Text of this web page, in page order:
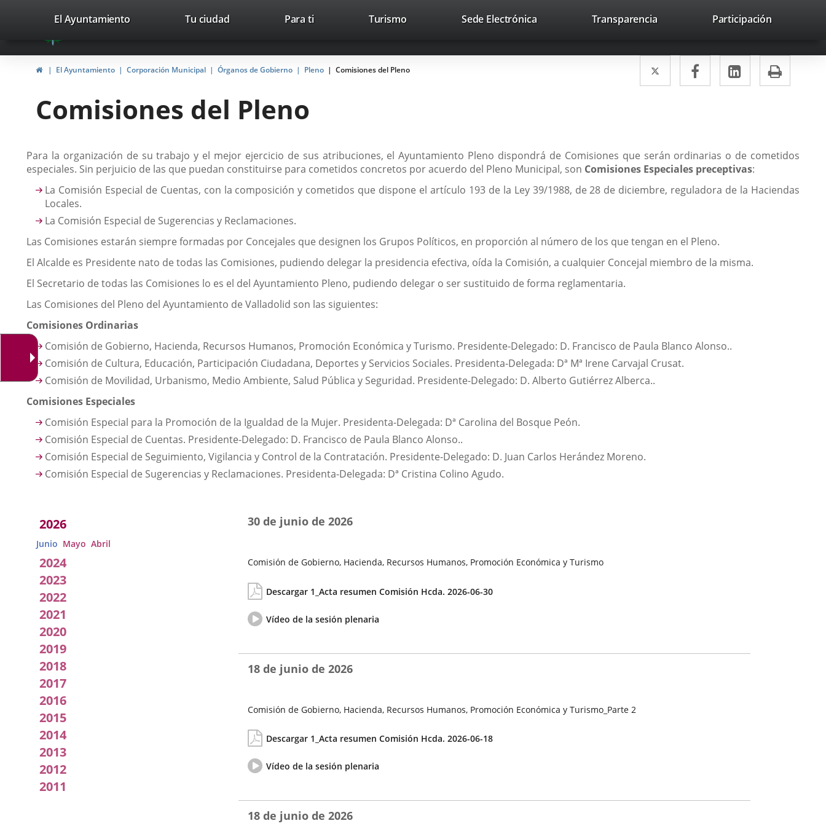
Portal
Web
del
avaTop Trabaja con nosotros Contacto avaHeaderSocial
Enlace
una
Enlace
una
aplicación
externa.
Enlace
una
aplicación
externa.
Buscar
valladolid.es
El Ayuntamiento Tu ciudad Para ti TurismoEste
abrirá
en
Sede ElectrónicaEnlace
aplicación
Transparencia Participación
InicioEl Ayuntamiento Corporación Municipal Órganos de Gobierno Pleno Comisiones del Pleno Twitter
Enlace
a
externa.
Facebook
Enlace
a
externa.
LinkedIn
Enlace
a
externa.
Comisiones del Pleno
Descripción
Para la organización de su trabajo y el mejor ejercicio de sus atribuciones, el Ayuntamiento Pleno dispondrá de Comisiones que serán ordinarias o de cometidos
especiales. Sin perjuicio de las que puedan constituirse para cometidos concretos por acuerdo del Pleno Municipal, son Comisiones Especiales preceptivas:
La Comisión Especial de Cuentas, con la composición y cometidos que dispone el artículo 193 de la Ley 39/1988, de 28 de diciembre, reguladora de la Haciendas
Locales.
La Comisión Especial de Sugerencias y Reclamaciones.
Las Comisiones estarán siempre formadas por Concejales que designen los Grupos Políticos, en proporción al número de los que tengan en el Pleno.
El Alcalde es Presidente nato de todas las Comisiones, pudiendo delegar la presidencia efectiva, oída la Comisión, a cualquier Concejal miembro de la misma.
El Secretario de todas las Comisiones lo es el del Ayuntamiento Pleno, pudiendo delegar o ser sustituido de forma reglamentaria.
Las Comisiones del Pleno del Ayuntamiento de Valladolid son las siguientes:
Comisiones Ordinarias
Comisión de Gobierno, Hacienda, Recursos Humanos, Promoción Económica y Turismo. Presidente-Delegado: D. Francisco de Paula Blanco Alonso..
Comisión de Cultura, Educación, Participación Ciudadana, Deportes y Servicios Sociales. Presidenta-Delegada: Dª Mª Irene Carvajal Crusat.
Comisión de Movilidad, Urbanismo, Medio Ambiente, Salud Pública y Seguridad. Presidente-Delegado: D. Alberto Gutiérrez Alberca..
Comisiones Especiales
Comisión Especial para la Promoción de la Igualdad de la Mujer. Presidenta-Delegada: Dª Carolina del Bosque Peón.
Comisión Especial de Cuentas. Presidente-Delegado: D. Francisco de Paula Blanco Alonso..
Comisión Especial de Seguimiento, Vigilancia y Control de la Contratación. Presidente-Delegado: D. Juan Carlos Herández Moreno.
Comisión Especial de Sugerencias y Reclamaciones. Presidenta-Delegada: Dª Cristina Colino Agudo.
Acuerdos
adoptados
por
la
Comisión
2026
Junio Mayo Abril
2024
2023
2022
2021
2020
2019
2018
2017
2016
2015
2014
2013
2012
2011
Comisión de Gobierno, Hacienda, Recursos Humanos, Promoción Económica y Turismo
de
la
Sesión
30 de junio de 2026
Descargar 1_Acta resumen Comisión Hcda. 2026-06-30
Vídeo
del
Vídeo de la sesión plenariaEnlace
aplicación
Comisión de Gobierno, Hacienda, Recursos Humanos, Promoción Económica y Turismo_Parte 2
de
la
Sesión
18 de junio de 2026
Descargar 1_Acta resumen Comisión Hcda. 2026-06-18
Vídeo
del
Vídeo de la sesión plenariaEnlace
aplicación
18 de junio de 2026